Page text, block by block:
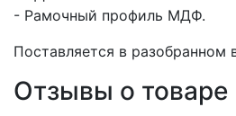
- Рамочный профиль МДФ.
Поставляется в разобранном
Отзывы о товаре